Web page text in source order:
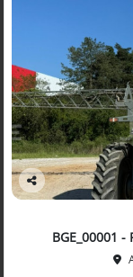
Co
BGE_00001 -